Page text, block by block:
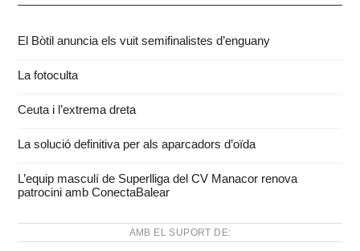
El Bòtil anuncia els vuit semifinalistes d’enguany
La fotoculta
Ceuta i l’extrema dreta
La solució definitiva per als aparcadors d’oïda
L’equip masculí de Superlliga del CV Manacor renova
patrocini amb ConectaBalear
AMB EL SUPORT DE: